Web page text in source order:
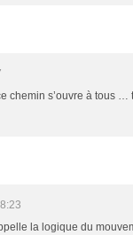
chemin s’ouvre à tous …
la logique du